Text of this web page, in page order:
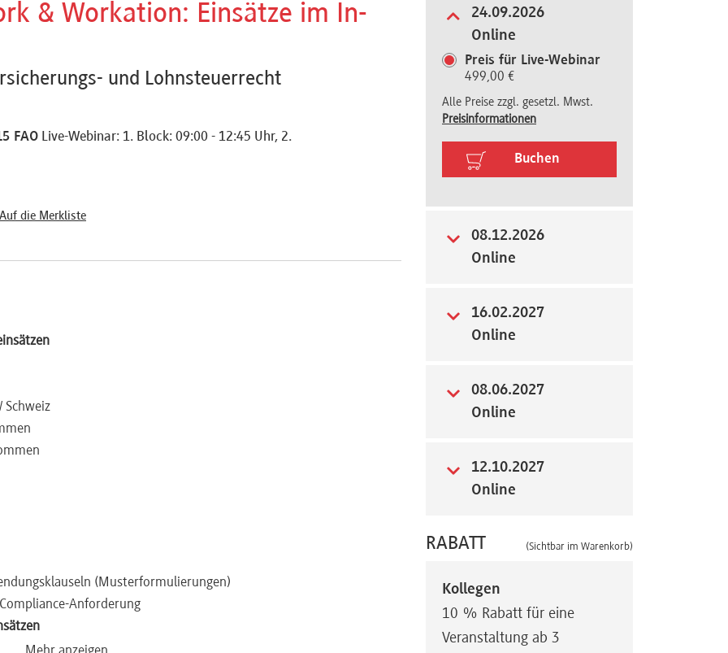
& Workation: Einsätze im In-
und Lohnsteuerrecht
FAO Live-Webinar: 1. Block: 09:00 - 12:45 Uhr, 2.
Auf die Merkliste
Schweiz
(Musterformulierungen)
Anforderung
deutschem Recht
24.09.2026
Online
Preis für Live-Webinar
499,00 €
Alle Preise zzgl. gesetzl. Mwst.
Preisinformationen
Buchen
08.12.2026
Online
16.02.2027
Online
08.06.2027
Online
12.10.2027
Online
RABATT (Sichtbar im Warenkorb)
Kollegen
10 % Rabatt für eine
Veranstaltung ab 3